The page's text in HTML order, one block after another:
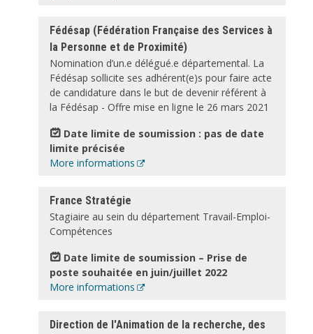
Fédésap (Fédération Française des Services à
la Personne et de Proximité)
Nomination d’un.e délégué.e départemental. La
Fédésap sollicite ses adhérent(e)s pour faire acte
de candidature dans le but de devenir référent à
la Fédésap - Offre mise en ligne le 26 mars 2021
Date limite de soumission : pas de date
limite précisée
More informations
France Stratégie
Stagiaire au sein du département Travail-Emploi-
Compétences
Date limite de soumission – Prise de
poste souhaitée en juin/juillet 2022
More informations
Direction de l'Animation de la recherche, des